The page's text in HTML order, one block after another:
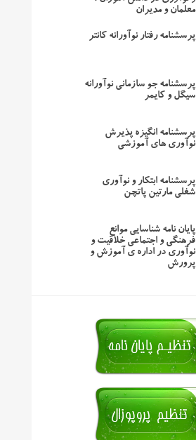
معلمان و مدیران
پرسشنامه رفتار نوآورانه کانتر
پرسشنامه جو سازمانی نوآورانه
سیگل و کایمر
پرسشنامه انگیزه پذیرش
نوآوری های آموزشی
پرسشنامه ابتکار و نوآوری
شغلی مارتین پاتچن
پایان نامه شناسایی موانع
فرهنگی و اجتماعی خلاقیت و
نوآوری در اداره ی آموزش و
پرورش